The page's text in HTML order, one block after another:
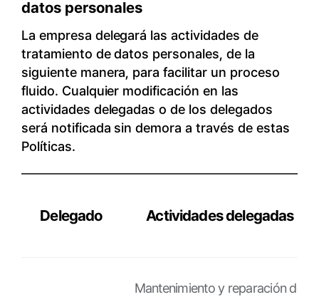
datos personales
La empresa delegará las actividades de
tratamiento de datos personales, de la
siguiente manera, para facilitar un proceso
fluido. Cualquier modificación en las
actividades delegadas o de los delegados
será notificada sin demora a través de estas
Políticas.
Delegado Actividades delegadas
Mantenimiento y reparación del